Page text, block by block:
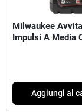
Milwaukee
Impulsi A Media
Aggiungi al